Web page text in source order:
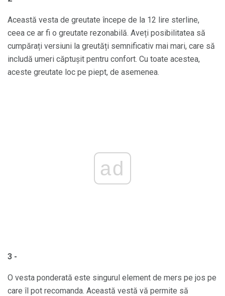
Această vesta de greutate începe de la 12 lire sterline,
ceea ce ar fi o greutate rezonabilă. Aveți posibilitatea să
cumpărați versiuni la greutăți semnificativ mai mari, care să
includă umeri căptușit pentru confort. Cu toate acestea,
aceste greutate loc pe piept, de asemenea.
ad
3 -
O vesta ponderată este singurul element de mers pe jos pe
care îl pot recomanda. Această vestă vă permite să